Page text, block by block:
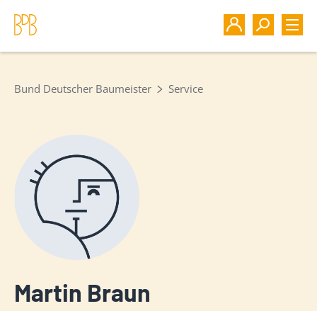
Bund Deutscher Baumeister Service
Martin Braun